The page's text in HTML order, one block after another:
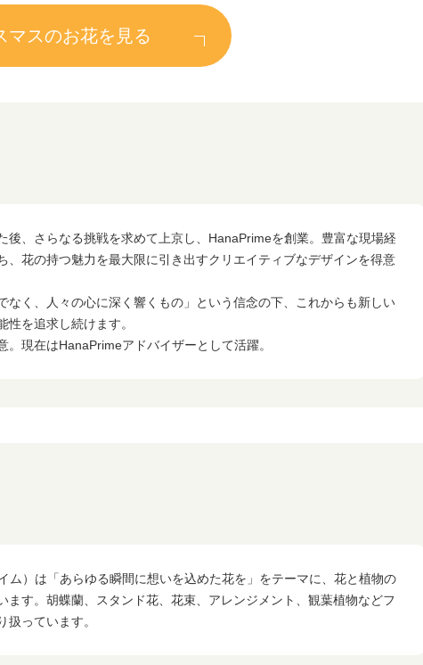
マスのお花を見る
後、さらなる挑戦を求めて上京し、HanaPrimeを創業。豊富な現場経
、花の持つ魅力を最大限に引き出すクリエイティブなデザインを得意
なく、人々の心に深く響くもの」という信念の下、これからも新しい
性を追求し続けます。
。現在はHanaPrimeアドバイザーとして活躍。
ム）は「あらゆる瞬間に想いを込めた花を」をテーマに、花と植物の
ます。胡蝶蘭、スタンド花、花束、アレンジメント、観葉植物などフ
扱っています。